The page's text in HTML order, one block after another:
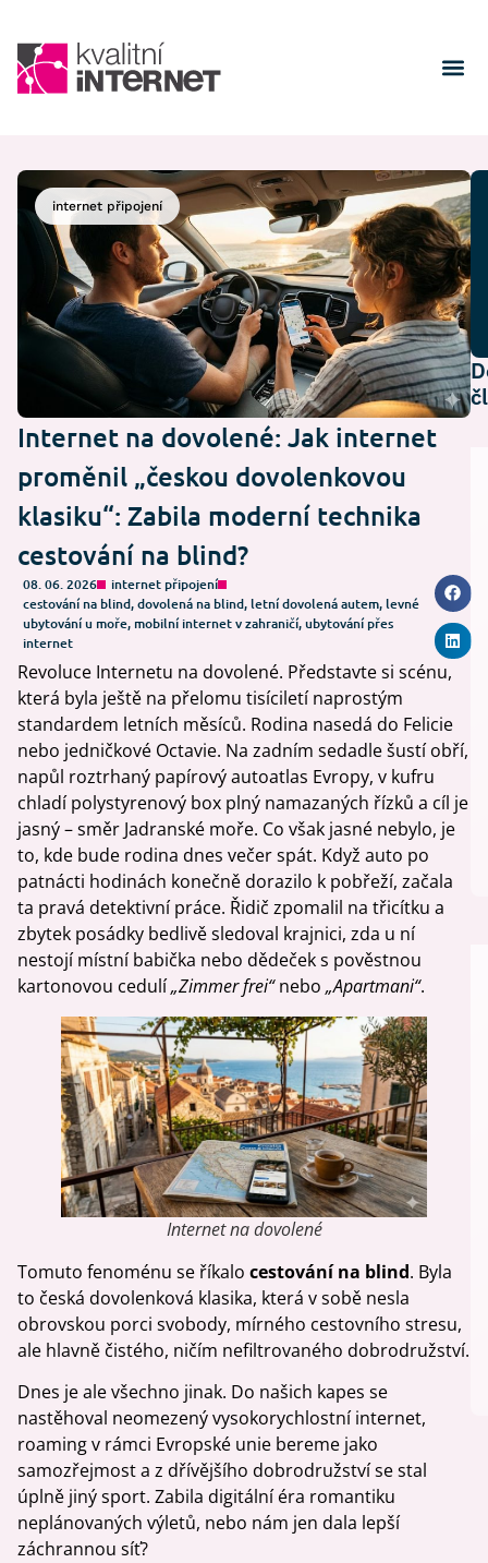
internet připojení
Internet na dovolené: Jak internet
proměnil „českou dovolenkovou
klasiku“: Zabila moderní technika
cestování na blind?
08. 06. 2026
internet připojení
cestování na blind,dovolená na blind,letní dovolená autem,levné
ubytování u moře, mobilní internet v zahraničí,ubytování přes
internet
Revoluce Internetu na dovolené. Představte si scénu,
která byla ještě na přelomu tisíciletí naprostým
standardem letních měsíců. Rodina nasedá do Felicie
nebo jedničkové Octavie. Na zadním sedadle šustí obří,
napůl roztrhaný papírový autoatlas Evropy, v kufru
chladí polystyrenový box plný namazaných řízků a cíl je
jasný – směr Jadranské moře. Co však jasné nebylo, je
to, kde bude rodina dnes večer spát. Když auto po
patnácti hodinách konečně dorazilo k pobřeží, začala
ta pravá detektivní práce. Řidič zpomalil na třicítku a
zbytek posádky bedlivě sledoval krajnici, zda u ní
nestojí místní babička nebo dědeček s pověstnou
kartonovou cedulí„Zimmer frei“nebo„Apartmani“.
Internet na dovolené
Tomuto fenoménu se říkalo cestování na blind. Byla
to česká dovolenková klasika, která v sobě nesla
obrovskou porci svobody, mírného cestovního stresu,
ale hlavně čistého, ničím nefiltrovaného dobrodružství.
Dnes je ale všechno jinak. Do našich kapes se
nastěhoval neomezený vysokorychlostní internet,
roaming v rámci Evropské unie bereme jako
samozřejmost a z dřívějšího dobrodružství se stal
úplně jiný sport. Zabila digitální éra romantiku
neplánovaných výletů, nebo nám jen dala lepší
záchrannou síť?